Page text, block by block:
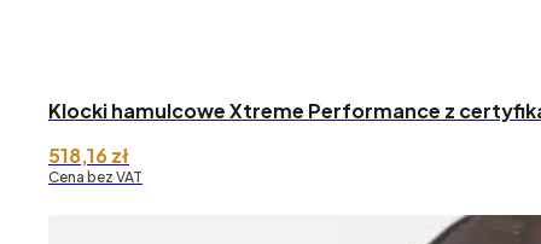
Klocki hamulcowe Xtreme Performance z
518,16zł
Cena bez VAT